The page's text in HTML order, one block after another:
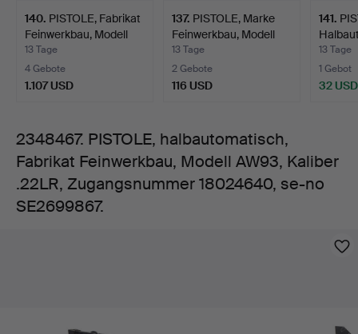
AW93,
Kaliber
.22LR,
Zugangsnummer
18024640,
se-
140. PISTOLE, Fabrikat
Feinwerkbau, Modell
AW93…
13 Tage
4 Gebote
1.107 USD
137. PISTOLE, Marke
Feinwerkbau, Modell
AW93 Le…
13 Tage
2 Gebote
116 USD
141.
Sauer
13 Tage
1 Gebot
32 USD
2348467. PISTOLE, halbautomatisch,
Fabrikat Feinwerkbau, Modell AW93, Kaliber
.22LR, Zugangsnummer 18024640, se-no
SE2699867.